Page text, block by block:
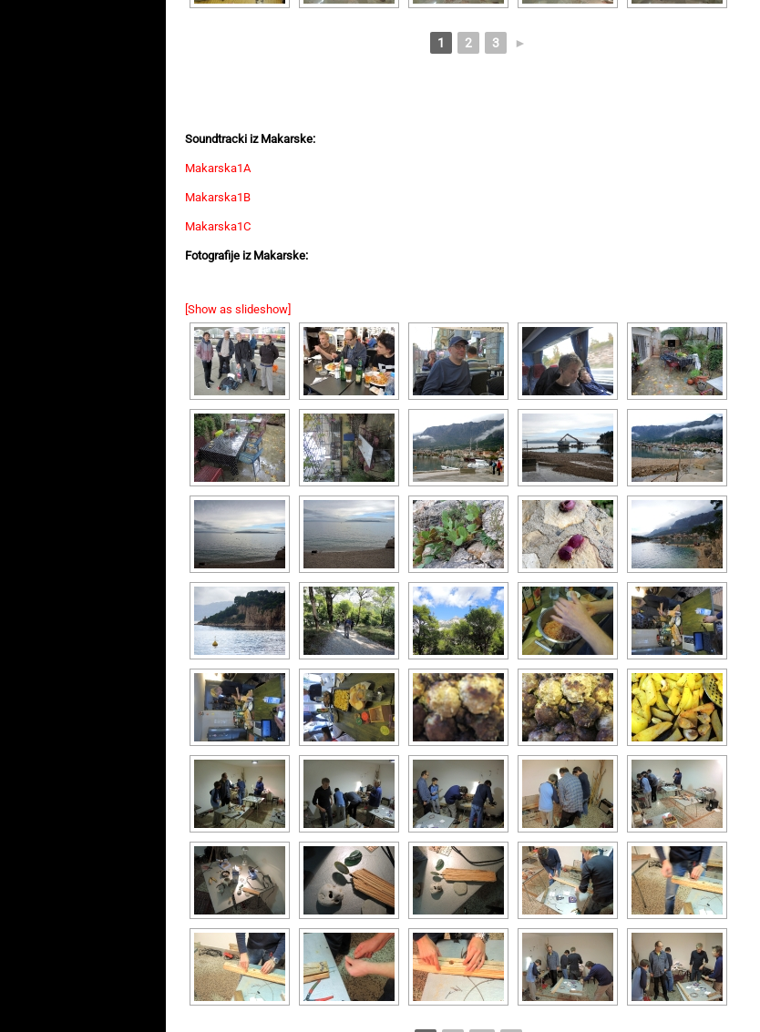
1 2 3 ►
Soundtracki iz Makarske:
Makarska1A
Makarska1B
Makarska1C
Fotografije iz Makarske:
[Show as slideshow]